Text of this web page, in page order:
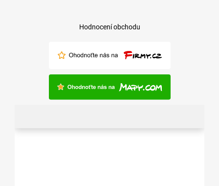
Hodnocení obchodu